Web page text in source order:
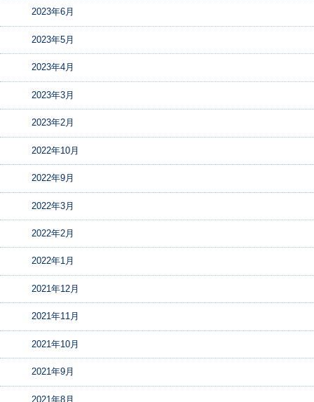
2023年6月
2023年5月
2023年4月
2023年3月
2023年2月
2022年10月
2022年9月
2022年3月
2022年2月
2022年1月
2021年12月
2021年11月
2021年10月
2021年9月
2021年8月